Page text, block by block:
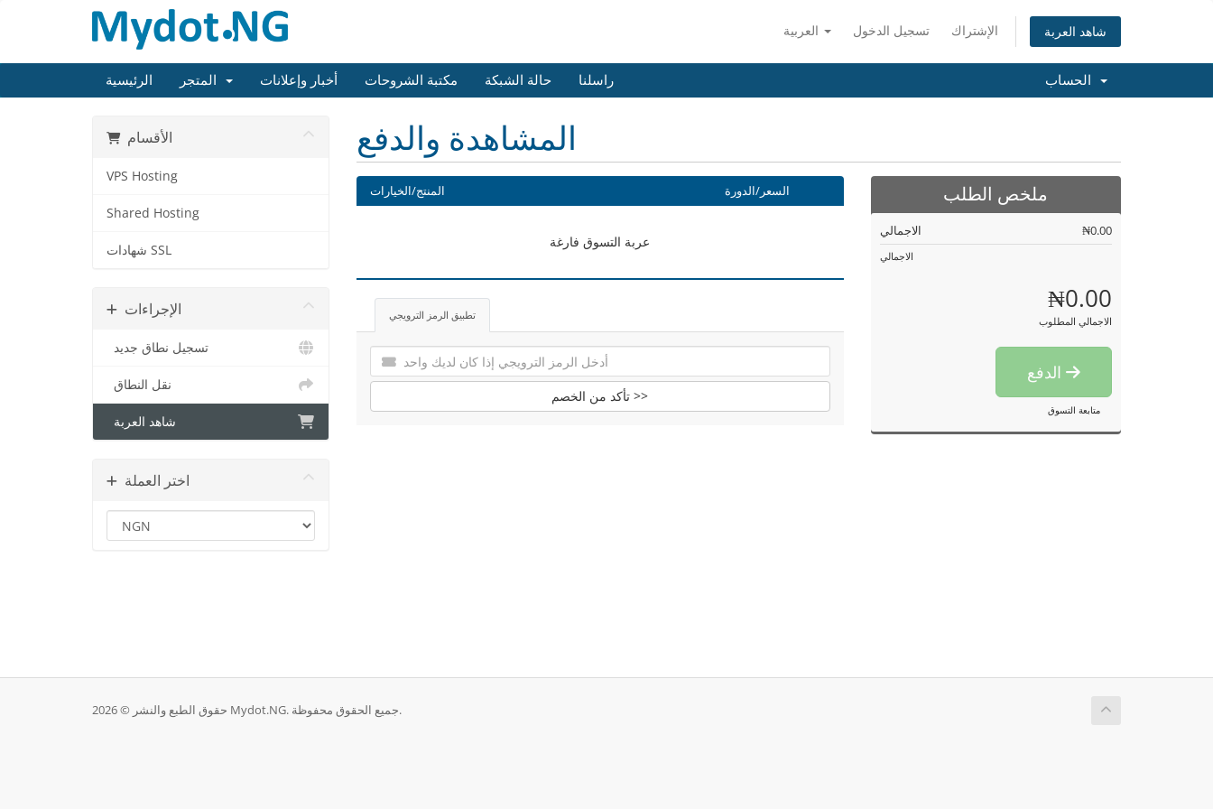
تسجيل الدخول الإشتراك شاهد العربة
الرئيسية أخبار وإعلانات مكتبة الشروحات حالة الشبكة راسلنا
الأقسام
VPS Hosting
Shared Hosting
شهادات SSL
الإجراءات
تسجيل نطاق جديد
نقل النطاق
شاهد العربة
اختر العملة
المشاهدة والدفع
المنتج/الخيارات السعر/الدورة
عربة التسوق فارغة
تطبيق الرمز الترويجي
تأكد من الخصم >>
ملخص الطلب
الاجمالي ₦0.00
الاجمالي
₦0.00
الاجمالي المطلوب
متابعة التسوق
حقوق الطبع والنشر © 2026 Mydot.NG. جميع الحقوق محفوظة.